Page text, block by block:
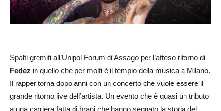
Spalti gremiti all’Unipol Forum di Assago per l’atteso ritorno di
Fedez in quello che per molti è il tempio della musica a Milano.
Il rapper torna dopo anni con un concerto che vuole essere il
grande ritorno live dell’artista. Un evento che è quasi un tributo
a una carriera fatta di brani che hanno segnato la storia del